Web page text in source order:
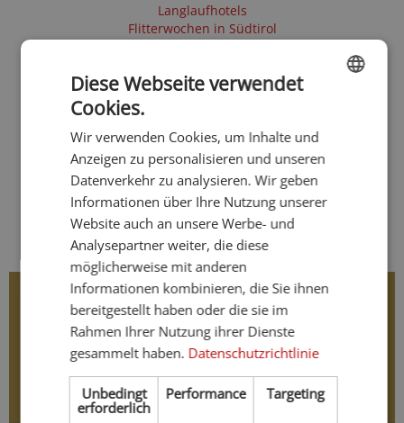
Langlaufhotels
Flitterwochen in Südtirol
Romantische Hotels
Sommer
Herbst
Skihotels
4 Sterne Hotels
Golfhotels
E-Mobility
GERMAN
Diese Webseite verwendet
Cookies.
Wir verwenden Cookies, um Inhalte und
Anzeigen zu personalisieren und unseren
Datenverkehr zu analysieren. Wir geben
Informationen über Ihre Nutzung unserer
Website auch an unsere Werbe- und
Analysepartner weiter, die diese
möglicherweise mit anderen
Informationen kombinieren, die Sie ihnen
bereitgestellt haben oder die sie im
Rahmen Ihrer Nutzung ihrer Dienste
gesammelt haben. Datenschutzrichtlinie
Unbedingt
erforderlich
Performance Targeting